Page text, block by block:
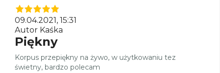
09.04.2021, 15:31
Autor Kaśka
Piękny
Korpus przepiękny na żywo, w użytkowaniu tez
świetny, bardzo polecam